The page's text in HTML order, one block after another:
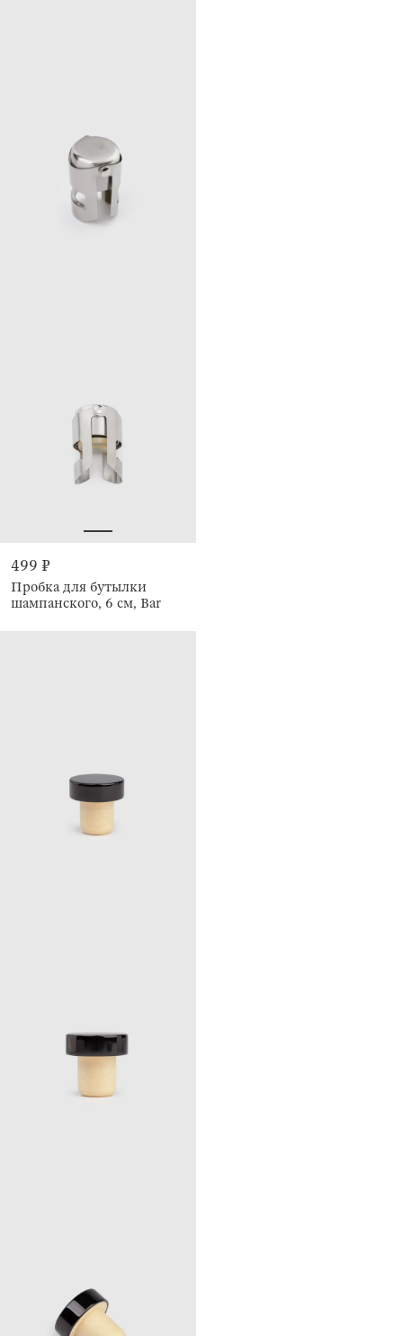
499 ₽
Пробка для бутылки
шампанского, 6 см, Bar